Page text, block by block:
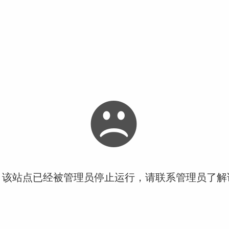
站点已经被管理员停止运行，请联系管理员了